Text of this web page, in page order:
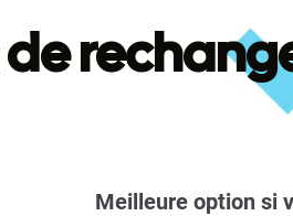
de
Meilleure option si